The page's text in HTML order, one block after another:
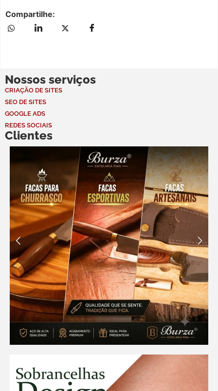
Compartilhe:
Nossos serviços
CRIAÇÃO DE SITES
SEO DE SITES
GOOGLE ADS
REDES SOCIAIS
Clientes